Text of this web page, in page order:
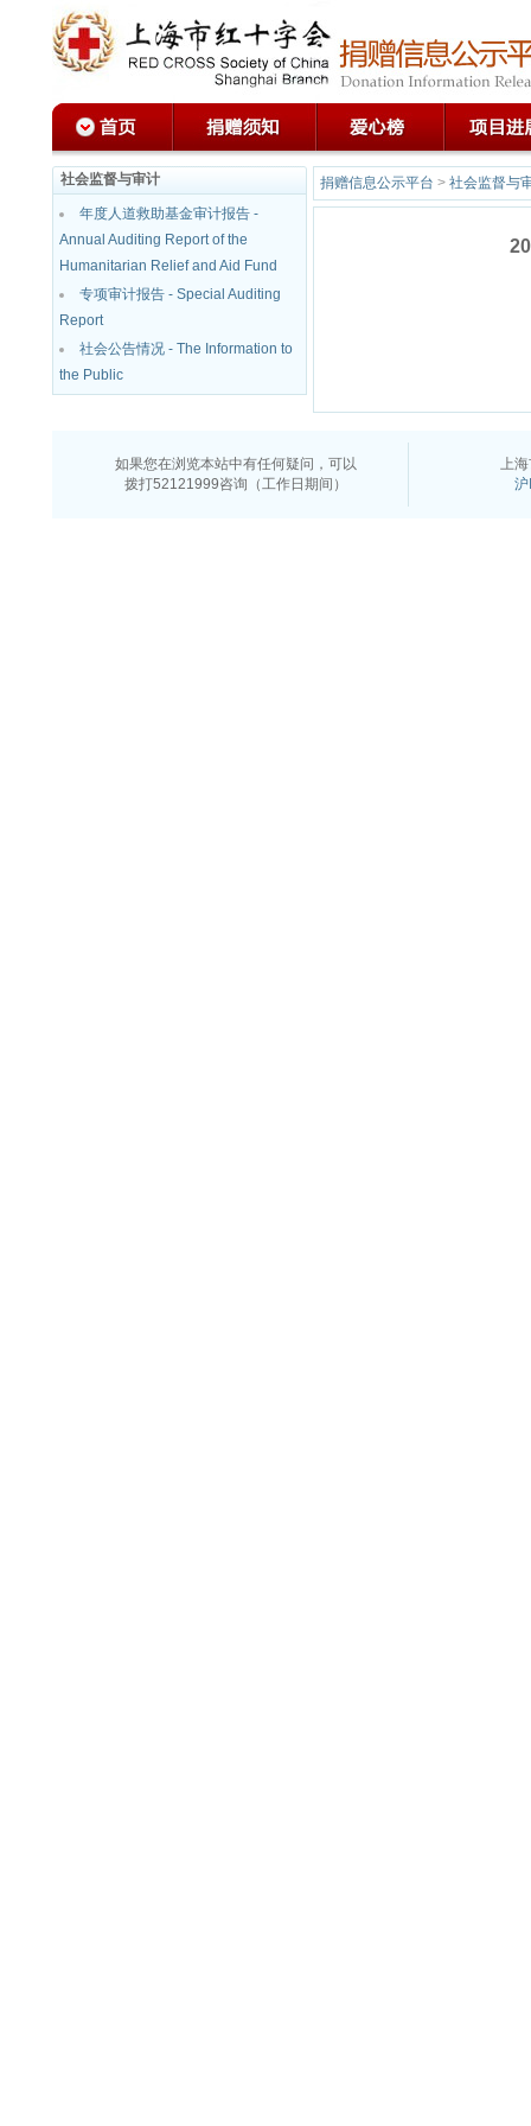
社会监督与审计
年度人道救助基金审计报告 -
Annual Auditing Report of the
Humanitarian Relief and Aid Fund
专项审计报告 - Special Auditing
Report
社会公告情况 - The Information to
the Public
捐赠信息公示平台 > 社会监督与
如果您在浏览本站中有任何疑问，可以
拨打52121999咨询（工作日期间）
上